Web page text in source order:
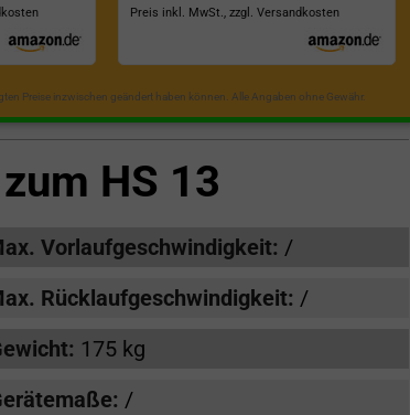
Preis inkl. MwSt., zzgl. Versandkosten
Preise inzwischen geändert haben können. Alle Angaben ohne Gewähr.
HS 13
Vorlaufgeschwindigkeit: /
Rücklaufgeschwindigkeit: /
175 kg
/